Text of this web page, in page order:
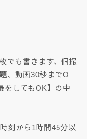
でも書きます、個撮
、動画30秒までO
をしてもOK】の中
刻から1時間45分以